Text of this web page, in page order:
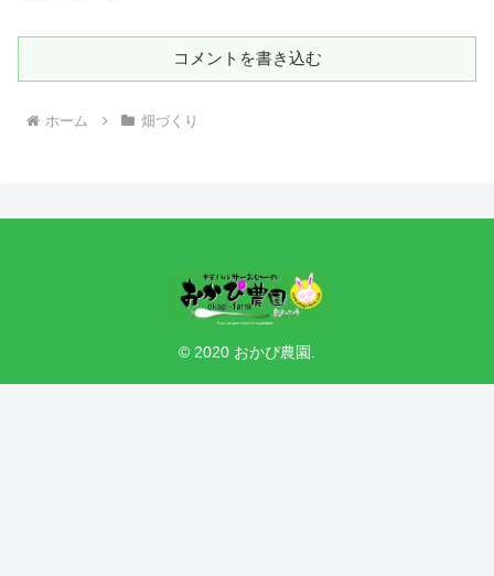
コメントを書き込む
ホーム 畑づくり
© 2020 おかぴ農園.